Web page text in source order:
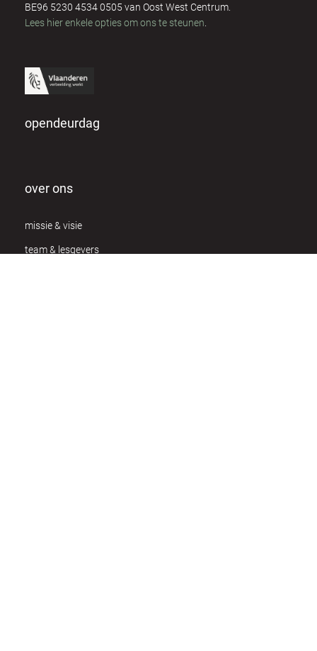
BE96 5230 4534 0505 van Oost West Centrum.
Lees hier enkele opties om ons te steunen
opendeurdag
over ons
missie & visie
team & lesgevers